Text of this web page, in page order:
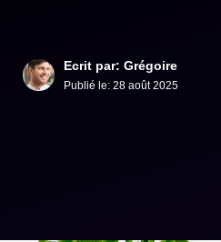
Ecrit par: Grégoire
Publié le: 28 août 2025